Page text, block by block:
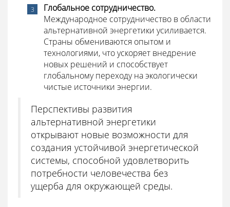
Глобальное сотрудничество.
Международное сотрудничество в области
альтернативной энергетики усиливается.
Страны обмениваются опытом и
технологиями, что ускоряет внедрение
новых решений и способствует
глобальному переходу на экологически
чистые источники энергии.
Перспективы развития
альтернативной энергетики
открывают новые возможности для
создания устойчивой энергетической
системы, способной удовлетворить
потребности человечества без
ущерба для окружающей среды.